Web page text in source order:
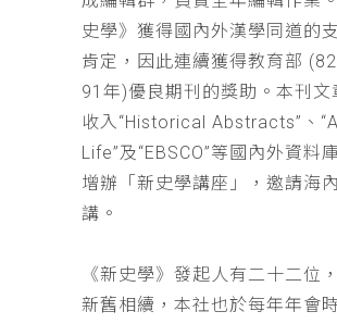
史學》獲得國內外漢學同道的
肯定，因此連續獲得教育部
91年)優良期刊的獎助。本刊
收入“Historical Abstracts”、
Life”及“EBSCO”等國內外資
增辦「新史學講座」，邀請海
講。
《新史學》發起人有二十二位
新舊相續，本社也於每年年會